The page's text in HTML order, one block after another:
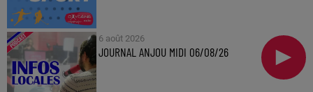
6 août 2026
JOURNAL ANJOU MIDI 06/08/26